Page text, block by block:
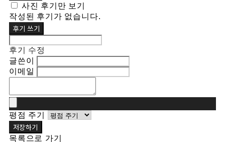
사진 후기만 보기
작성된 후기가 없습니다.
후기 쓰기
후기 수정
글쓴이
이메일
평점 주기
저장하기
목록으로 가기